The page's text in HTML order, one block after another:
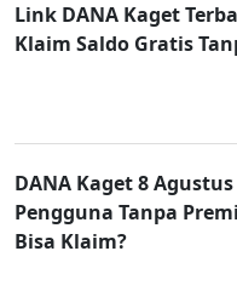
Link DANA Kaget
Klaim Saldo Gratis
DANA Kaget 8 Agustus
Pengguna Tanpa
Bisa Klaim?